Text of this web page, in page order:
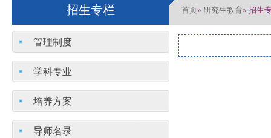
招生专栏 首页» 研究生教育» 招生
管理制度
学科专业
培养方案
导师名录